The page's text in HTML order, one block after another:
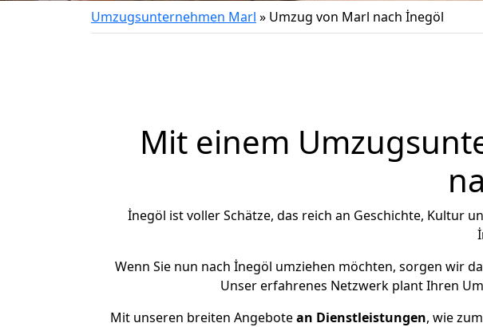
Umzugsunternehmen Marl » Umzug von Marl nach İnegöl
Mit einem
İnegöl ist voller Schätze, das reich an Geschichte, Kultur
Wenn Sie nun nach İnegöl umziehen möchten, sorgen wir
Unser erfahrenes Netzwerk plant Ihren
Mit unseren breiten Angebotean Dienstleistungen, wie